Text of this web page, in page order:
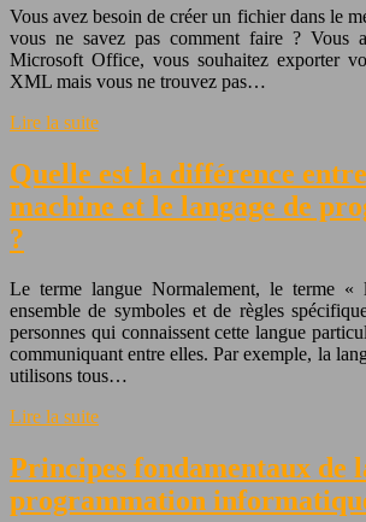
Vous avez besoin de créer un fichier dans le
vous ne savez pas comment faire ? Vous
Microsoft Office, vous souhaitez exporter
XML mais vous ne trouvez pas…
Lire la suite
Quelle est la différence
machine et le langage de
?
Le terme langue Normalement, le terme «
ensemble de symboles et de règles
personnes qui connaissent cette langue
communiquant entre elles. Par exemple, la
utilisons tous…
Lire la suite
Principes fondamentaux de
programmation